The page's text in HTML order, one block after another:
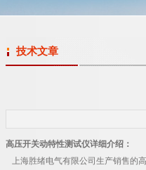
技术文章
高压开关动特性测试仪详细介绍：
上海胜绪电气有限公司生产销售的